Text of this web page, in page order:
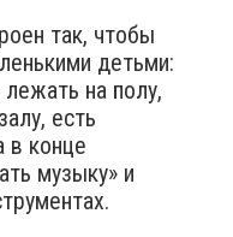
так, чтобы
детьми:
на полу,
есть
в конце
музыку» и